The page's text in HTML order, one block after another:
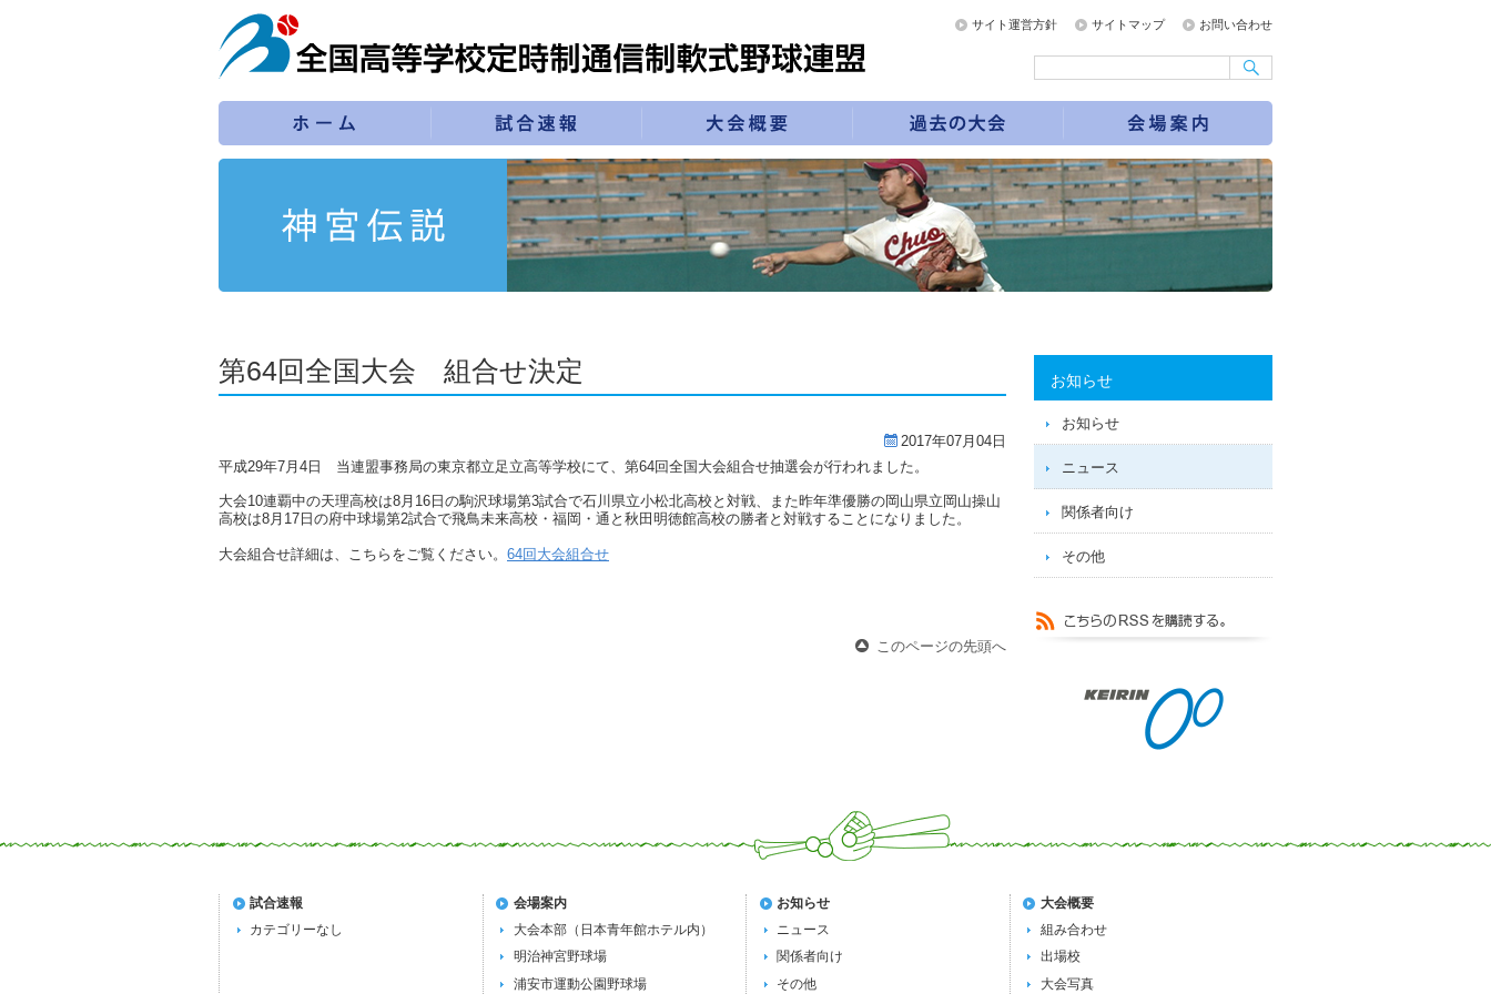
サイト運営方針 サイトマップ お問い合わせ
第64回全国大会 組合せ決定
2017年07月04日
平成29年7月4日 当連盟事務局の東京都立足立高等学校にて、第64回全国大会組合せ抽選会が行われました。
大会10連覇中の天理高校は8月16日の駒沢球場第3試合で石川県立小松北高校と対戦、また昨年準優勝の岡山県立岡山操山
高校は8月17日の府中球場第2試合で飛鳥未来高校・福岡・通と秋田明徳館高校の勝者と対戦することになりました。
大会組合せ詳細は、こちらをご覧ください。 64回大会組合せ
このページの先頭へ
お知らせ
お知らせ
ニュース
関係者向け
その他
試合速報
カテゴリーなし
会場案内
大会本部（日本青年館ホテル内）
明治神宮野球場
浦安市運動公園野球場
お知らせ
ニュース
関係者向け
その他
大会概要
組み合わせ
出場校
大会写真